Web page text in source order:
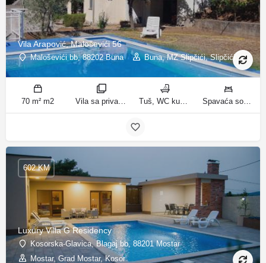
Vila Arapović, Maloševići 56
Maloševići bb, 88202 Buna Buna, MZ Slipčići, Slipčići
70 m² m2
Luxury Villa G Residency
Kosorska-Glavica, Blagaj bb, 88201 Mostar
Mostar, Grad Mostar, Kosor
602 KM